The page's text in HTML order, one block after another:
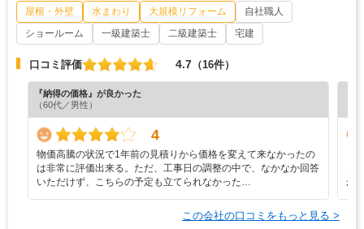
屋根・外壁 水まわり 大規模リフォーム
自社職人
ショールーム
一級建築士 二級建築士 宅建
口コミ評価 4.7 （16件）
『納得の価格』が良かった
（60代／男性）
4
物価高騰の状況で1年前の見積りから価格を変えて来なかったの
は非常に評価出来る。ただ、工事日の調整の中で、なかなか回答
いただけず、こちらの予定も立てられなかった…
か
この会社の口コミをもっと見る >